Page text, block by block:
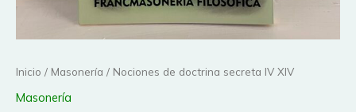
Inicio / Masonería / Nociones de doctrina secreta IV XIV
Masonería